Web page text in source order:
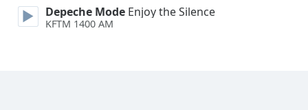
Depeche Mode Enjoy the Silence
KFTM 1400 AM